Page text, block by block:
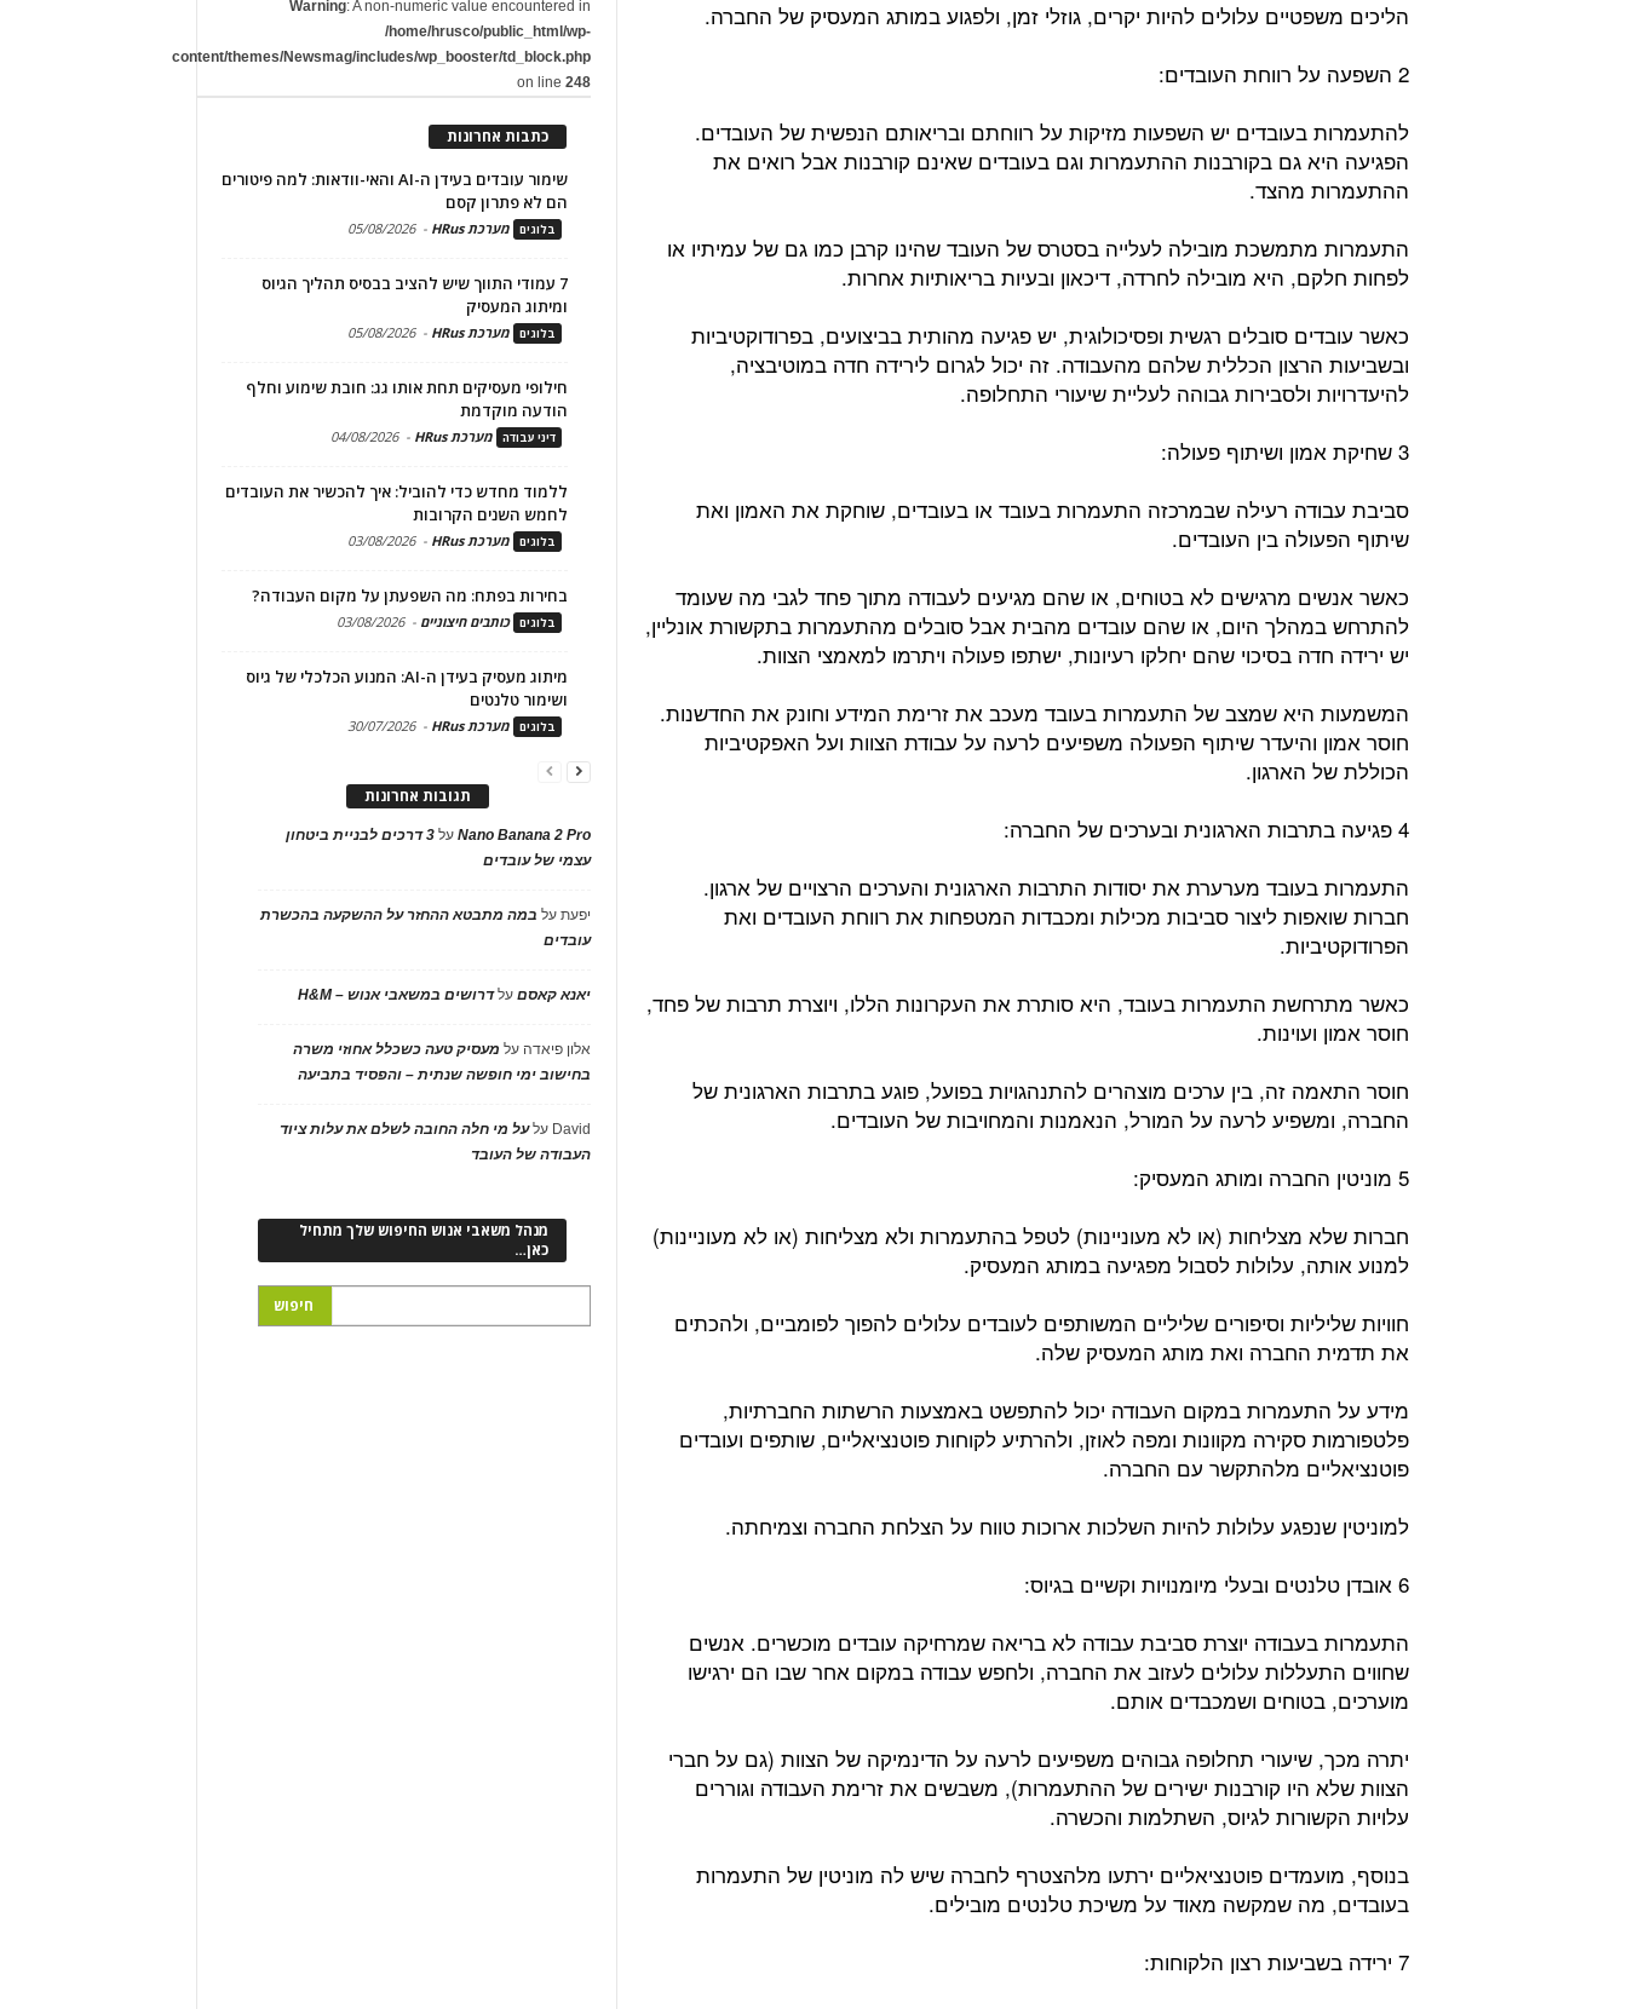
הליכים משפטיים עלולים להיות יקרים, גוזלי זמן, ולפגוע במותג המעסיק של החברה.
2 השפעה על רווחת העובדים:
להתעמרות בעובדים יש השפעות מזיקות על רווחתם ובריאותם הנפשית של העובדים.
הפגיעה היא גם בקורבנות ההתעמרות וגם בעובדים שאינם קורבנות אבל רואים את
ההתעמרות מהצד.
התעמרות מתמשכת מובילה לעלייה בסטרס של העובד שהינו קרבן כמו גם של עמיתיו או
לפחות חלקם, היא מובילה לחרדה, דיכאון ובעיות בריאותיות אחרות.
כאשר עובדים סובלים רגשית ופסיכולוגית, יש פגיעה מהותית בביצועים, בפרודוקטיביות
ובשביעות הרצון הכללית שלהם מהעבודה. זה יכול לגרום לירידה חדה במוטיבציה,
להיעדרויות ולסבירות גבוהה לעליית שיעורי התחלופה.
3 שחיקת אמון ושיתוף פעולה:
סביבת עבודה רעילה שבמרכזה התעמרות בעובד או בעובדים, שוחקת את האמון ואת
שיתוף הפעולה בין העובדים.
כאשר אנשים מרגישים לא בטוחים, או שהם מגיעים לעבודה מתוך פחד לגבי מה שעומד
להתרחש במהלך היום, או שהם עובדים מהבית אבל סובלים מהתעמרות בתקשורת אונליין,
יש ירידה חדה בסיכוי שהם יחלקו רעיונות, ישתפו פעולה ויתרמו למאמצי הצוות.
המשמעות היא שמצב של התעמרות בעובד מעכב את זרימת המידע וחונק את החדשנות.
חוסר אמון והיעדר שיתוף הפעולה משפיעים לרעה על עבודת הצוות ועל האפקטיביות
הכוללת של הארגון.
4 פגיעה בתרבות הארגונית ובערכים של החברה:
התעמרות בעובד מערערת את יסודות התרבות הארגונית והערכים הרצויים של ארגון.
חברות שואפות ליצור סביבות מכילות ומכבדות המטפחות את רווחת העובדים ואת
הפרודוקטיביות.
כאשר מתרחשת התעמרות בעובד, היא סותרת את העקרונות הללו, ויוצרת תרבות של פחד,
חוסר אמון ועוינות.
חוסר התאמה זה, בין ערכים מוצהרים להתנהגויות בפועל, פוגע בתרבות הארגונית של
החברה, ומשפיע לרעה על המורל, הנאמנות והמחויבות של העובדים.
5 מוניטין החברה ומותג המעסיק:
חברות שלא מצליחות (או לא מעוניינות) לטפל בהתעמרות ולא מצליחות (או לא מעוניינות)
למנוע אותה, עלולות לסבול מפגיעה במותג המעסיק.
חוויות שליליות וסיפורים שליליים המשותפים לעובדים עלולים להפוך לפומביים, ולהכתים
את תדמית החברה ואת מותג המעסיק שלה.
מידע על התעמרות במקום העבודה יכול להתפשט באמצעות הרשתות החברתיות,
פלטפורמות סקירה מקוונות ומפה לאוזן, ולהרתיע לקוחות פוטנציאליים, שותפים ועובדים
פוטנציאליים מלהתקשר עם החברה.
למוניטין שנפגע עלולות להיות השלכות ארוכות טווח על הצלחת החברה וצמיחתה.
6 אובדן טלנטים ובעלי מיומנויות וקשיים בגיוס:
התעמרות בעבודה יוצרת סביבת עבודה לא בריאה שמרחיקה עובדים מוכשרים. אנשים
שחווים התעללות עלולים לעזוב את החברה, ולחפש עבודה במקום אחר שבו הם ירגישו
מוערכים, בטוחים ושמכבדים אותם.
יתרה מכך, שיעורי תחלופה גבוהים משפיעים לרעה על הדינמיקה של הצוות (גם על חברי
הצוות שלא היו קורבנות ישירים של ההתעמרות), משבשים את זרימת העבודה וגוררים
עלויות הקשורות לגיוס, השתלמות והכשרה.
בנוסף, מועמדים פוטנציאליים ירתעו מלהצטרף לחברה שיש לה מוניטין של התעמרות
בעובדים, מה שמקשה מאוד על משיכת טלנטים מובילים.
7 ירידה בשביעות רצון הלקוחות:
Warning: A non-numeric value encountered in
/home/hrusco/public_html/wp-
content/themes/Newsmag/includes/wp_booster/td_block.php
on line248
כתבות אחרונות
שימור עובדים בעידן ה-AI והאי-וודאות: למה פיטורים
הם לא פתרון קסם
בלוגים מערכת HRus -
05/08/2026
7 עמודי התווך שיש להציב בבסיס תהליך הגיוס
ומיתוג המעסיק
בלוגים מערכת HRus -
05/08/2026
חילופי מעסיקים תחת אותו גג: חובת שימוע וחלף
הודעה מוקדמת
דיני עבודה מערכת HRus -
04/08/2026
ללמוד מחדש כדי להוביל: איך להכשיר את העובדים
לחמש השנים הקרובות
בלוגים מערכת HRus -
03/08/2026
בחירות בפתח: מה השפעתן על מקום העבודה?
בלוגים כותבים חיצוניים -
03/08/2026
מיתוג מעסיק בעידן ה-AI: המנוע הכלכלי של גיוס
ושימור טלנטים
בלוגים מערכת HRus -
30/07/2026
תגובות אחרונות
Nano Banana 2 Proעל
3 דרכים לבניית ביטחון
עצמי של עובדים
יפעתעל במה מתבטא ההחזר על ההשקעה בהכשרת
עובדים
יאנא קאסםעלדרושים במשאבי אנוש – H&M
אלון פיאדה על מעסיק טעה כשכלל אחוזי משרה
בחישוב ימי חופשה שנתית – והפסיד בתביעה
David עלעל מי חלה החובה לשלם את עלות ציוד
העבודה של העובד
מנהל משאבי אנוש החיפוש שלך מתחיל
כאן…